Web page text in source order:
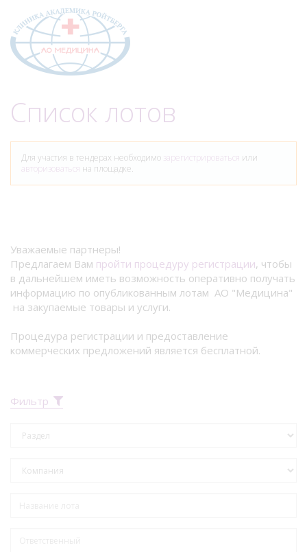
Список лотов
Для участия в тендерах необходимо зарегистрироваться или
авторизоваться на площадке.
Уважаемые партнеры!
Предлагаем Вам пройти процедуру регистрации, чтобы
в дальнейшем иметь возможность оперативно получать
информацию по опубликованным лотам АО "Медицина"
на закупаемые товары и услуги.
Процедура регистрации и предоставление
коммерческих предложений является бесплатной.
Фильтр